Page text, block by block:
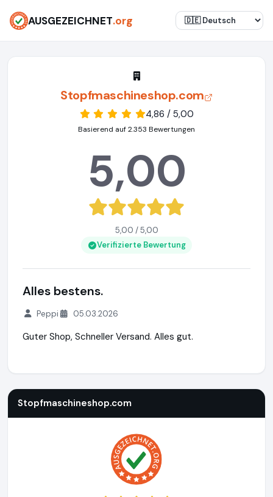
AUSGEZEICHNET.org
Stopfmaschineshop.com
4,86 / 5,00
Basierend auf 2.353 Bewertungen
5,00
5,00 / 5,00
Verifizierte Bewertung
Alles bestens.
Peppi 05.03.2026
Guter Shop, Schneller Versand. Alles gut.
Stopfmaschineshop.com